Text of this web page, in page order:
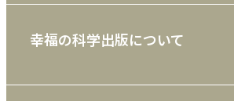
雑誌
CD
利用規約
特定商取引法
幸福の科学出版について